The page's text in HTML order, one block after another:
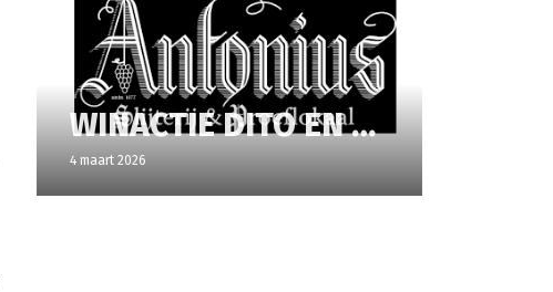
WINACTIE DITO EN ANTONIUS SLIJTERIJ & PROEFLOKAAL
4 maart 2026